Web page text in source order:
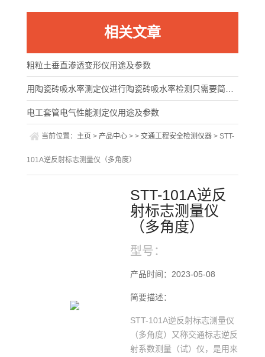
相关文章
粗粒土垂直渗透变形仪用途及参数
电工套管电气性能测定仪用途及参数
当前位置： 主页 > 产品中心 > > 交通工程安全检测仪器 > STT-
101A逆反射标志测量仪（多角度）
STT-101A逆反
射标志测量仪
（多角度）
型号：
产品时间：2023-05-08
简要描述：
STT-101A逆反射标志测量仪
（多角度）又称交通标志逆反
射系数测量（试）仪，是用来